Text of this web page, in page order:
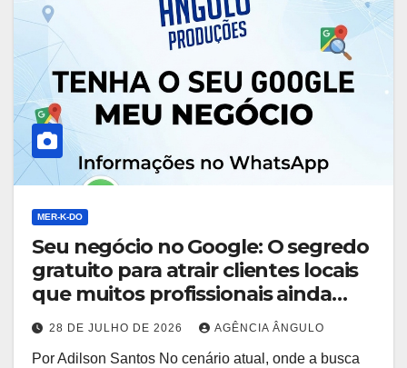
MER-K-DO
Seu negócio no Google: O segredo
gratuito para atrair clientes locais
que muitos profissionais ainda
ignoram
28 DE JULHO DE 2026 AGÊNCIA ÂNGULO
Por Adilson Santos No cenário atual, onde a busca